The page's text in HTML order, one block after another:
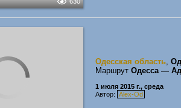
Одесская область,
Маршрут Одесса —
1 июля 2015 г., среда
Автор: Alex-Od